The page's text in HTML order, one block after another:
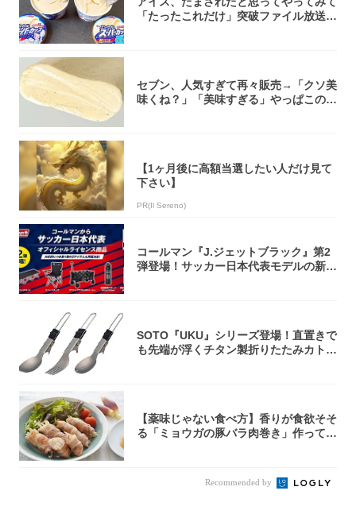
「たったこれだけ」突破ファイル放送で
セブン、人気すぎて再々販売→「クソ美
味くね？」「美味すぎる」やっぱこのク
【1ヶ月後に高額当選したい人だけ見て
下さい】
PR(Il Sereno)
コールマン『J.ジェットブラック』第2
弾登場！サッカー日本代表モデルの新作
SOTO『UKU』シリーズ登場！直置きで
も先端が浮くチタン製折りたたみカトラ
【薬味じゃない食べ方】香りが食欲そそ
る「ミョウガの豚バラ肉巻き」作ってみ
Recommended by